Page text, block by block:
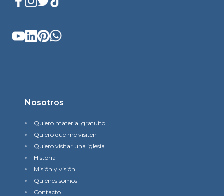
Nosotros
Quiero material gratuito
Quiero que me visiten
Quiero visitar una iglesia
Historia
Misión y visión
Quiénes somos
Contacto